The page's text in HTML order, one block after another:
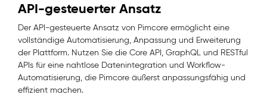
API-gesteuerter Ansatz
Der API-gesteuerte Ansatz von Pimcore ermöglicht eine
vollständige Automatisierung, Anpassung und Erweiterung
der Plattform. Nutzen Sie die Core API, GraphQL und RESTful
APIs für eine nahtlose Datenintegration und Workflow-
Automatisierung, die Pimcore äußerst anpassungsfähig und
effizient machen.